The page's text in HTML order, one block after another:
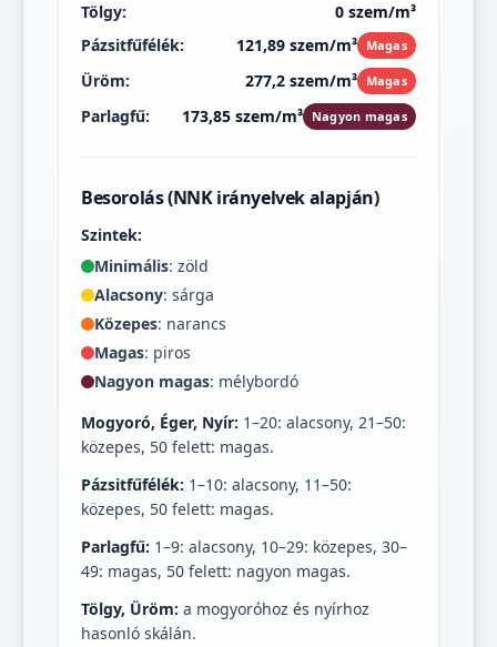
Tölgy:
0 szem/m³
Pázsitfűfélék:
121,89 szem/m³ Magas
Üröm: 277,2 szem/m³ Magas
Parlagfű: 173,85 szem/m³ Nagyon magas
Besorolás (NNK irányelvek alapján)
Szintek:
Minimális: zöld
Alacsony: sárga
Közepes: narancs
Magas: piros
Nagyon magas: mélybordó
Mogyoró, Éger, Nyír: 1–20: alacsony, 21–50:
közepes, 50 felett: magas.
Pázsitfűfélék: 1–10: alacsony, 11–50:
közepes, 50 felett: magas.
Parlagfű: 1–9: alacsony, 10–29: közepes, 30–
49: magas, 50 felett: nagyon magas.
Tölgy, Üröm: a mogyoróhoz és nyírhoz
hasonló skálán.